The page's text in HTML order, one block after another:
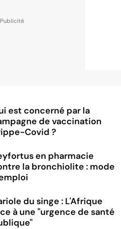
est concerné par la
de vaccination
Covid ?
en pharmacie
la bronchiolite : mode
du singe : L'Afrique
à une "urgence de santé